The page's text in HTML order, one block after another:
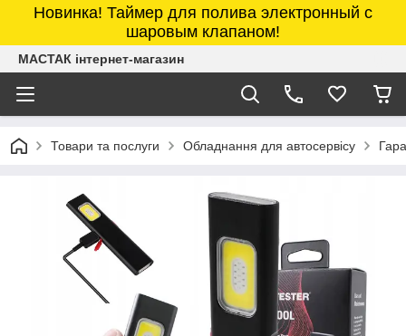
Новинка! Таймер для полива электронный с
шаровым клапаном!
МАСТАК інтернет-магазин
Товари та послуги Обладнання для автосервісу